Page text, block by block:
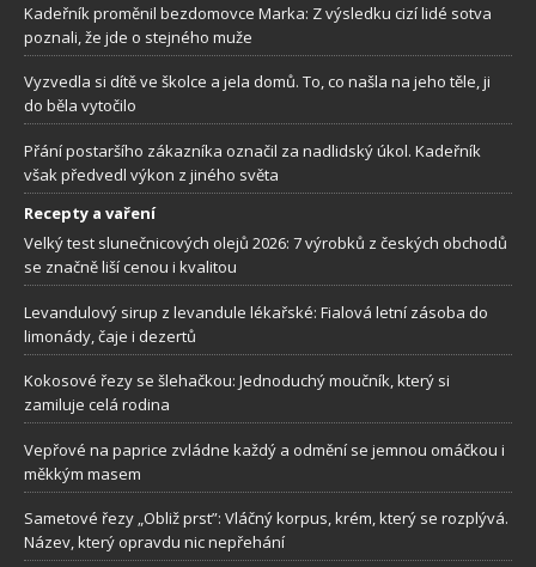
Kadeřník proměnil bezdomovce Marka: Z výsledku cizí lidé sotva
poznali, že jde o stejného muže
Vyzvedla si dítě ve školce a jela domů. To, co našla na jeho těle, ji
do běla vytočilo
Přání postaršího zákazníka označil za nadlidský úkol. Kadeřník
však předvedl výkon z jiného světa
Recepty a vaření
Velký test slunečnicových olejů 2026: 7 výrobků z českých obchodů
se značně liší cenou i kvalitou
Levandulový sirup z levandule lékařské: Fialová letní zásoba do
limonády, čaje i dezertů
Kokosové řezy se šlehačkou: Jednoduchý moučník, který si
zamiluje celá rodina
Vepřové na paprice zvládne každý a odmění se jemnou omáčkou i
měkkým masem
Sametové řezy „Obliž prst”: Vláčný korpus, krém, který se rozplývá.
Název, který opravdu nic nepřehání